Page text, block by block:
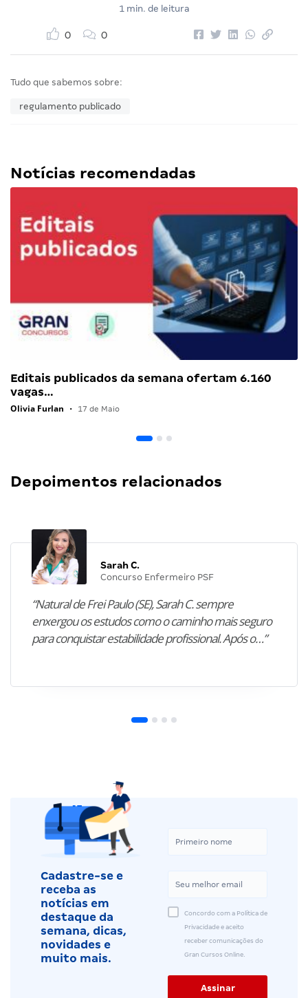
1 min. de leitura
0 0
Tudo que sabemos sobre:
regulamento publicado
Notícias recomendadas
Editais publicados da semana ofertam 6.160
vagas…
Olivia Furlan • 17 de Maio
Depoimentos relacionados
Sarah C.
Concurso Enfermeiro PSF
“Natural de Frei Paulo (SE), Sarah C. sempre
enxergou os estudos como o caminho mais seguro
para conquistar estabilidade profissional. Após o…”
Cadastre-se e
receba as
notícias em
destaque da
semana, dicas,
novidades e
muito mais.
Concordo com a Política de
Privacidade e aceito
receber comunicações do
Gran Cursos Online.